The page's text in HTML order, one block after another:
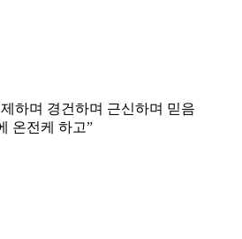
하며 경건하며 근신하며 믿음
온전케 하고”